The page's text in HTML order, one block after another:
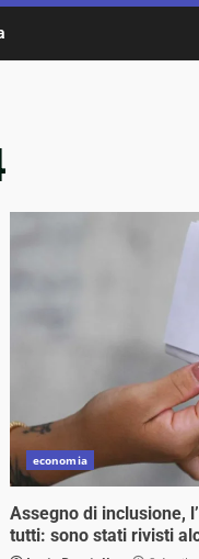
economia
Assegno di inclusione,
tutti: sono stati rivisti